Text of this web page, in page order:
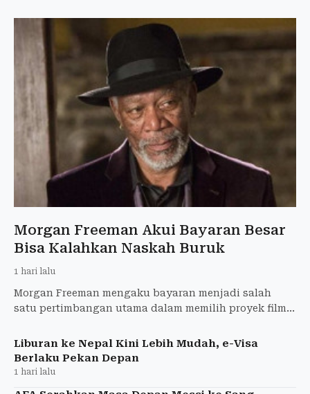
Morgan Freeman Akui Bayaran Besar
Bisa Kalahkan Naskah Buruk
1 hari lalu
Morgan Freeman mengaku bayaran menjadi salah
satu pertimbangan utama dalam memilih proyek film.
menjelang penay
Liburan ke Nepal Kini Lebih Mudah, e-Visa
Berlaku Pekan Depan
1 hari lalu